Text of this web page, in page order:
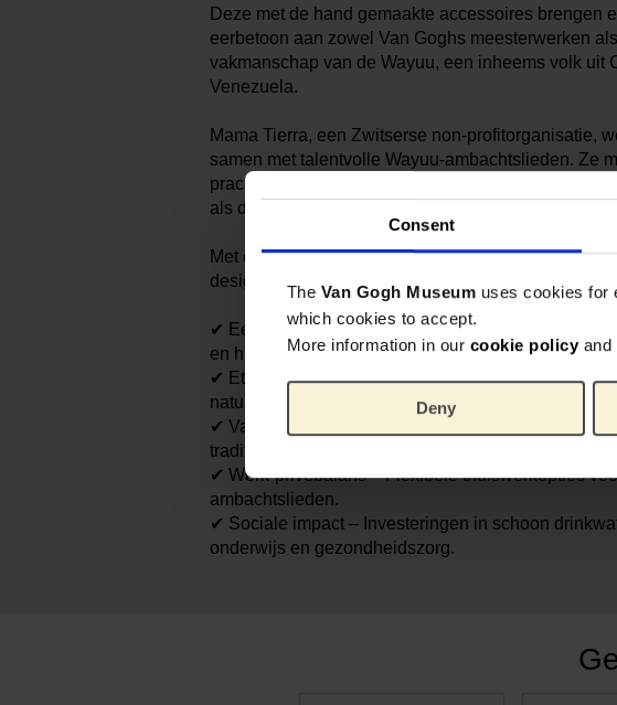
Consent
The Van Gogh Museum uses cookies for
which cookies to accept.
More information in our cookie policy and
Deny
Deze met de hand gemaakte accessoires brengen
eerbetoon aan zowel Van Goghs meesterwerken
vakmanschap van de Wayuu, een inheems volk uit
Venezuela.
Mama Tierra, een Zwitserse non-profitorganisatie,
samen met talentvolle Wayuu-ambachtslieden. Ze
prachtige accessoires met een speciale
als de tapijtweeftechniek.
Met een Mama Tierra-accessoire draag je niet
design, maar steun je ook:
✔ Eerlijke lonen – Financiële zekerheid voor
en hun gezinnen.
✔ Ethische productie – Handgemaakt met respect
natuur.
✔ Vakmanschap & training – Behoud en
traditionele ambachtstechnieken.
✔ Werk-privébalans – Flexibele thuiswerkopties
ambachtslieden.
✔ Sociale impact – Investeringen in schoon
onderwijs en gezondheidszorg.